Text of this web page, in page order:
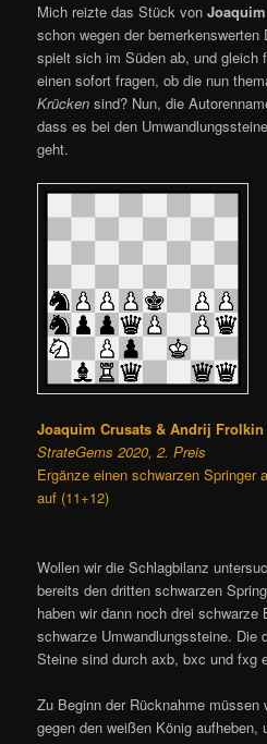
Mich reizte das Stück von
schon wegen der
spielt sich im Süden ab, und gleich
einen sofort fragen, ob die nun
Krücken sind? Nun, die
dass es bei den
geht.
Joaquim Crusats & Andrij Frolkin
StrateGems 2020, 2. Preis
Ergänze einen schwarzen Springer
auf (11+12)
Wollen wir die Schlagbilanz
bereits den dritten schwarzen
haben wir dann noch drei
schwarze Umwandlungssteine. Die
Steine sind durch axb, bxc und fxg
Zu Beginn der Rücknahme
gegen den weißen König aufheben,